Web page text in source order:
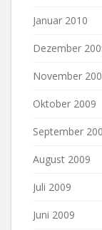
Januar 2010
Dezember
November
Oktober 2009
September
August 2009
Juli 2009
Juni 2009